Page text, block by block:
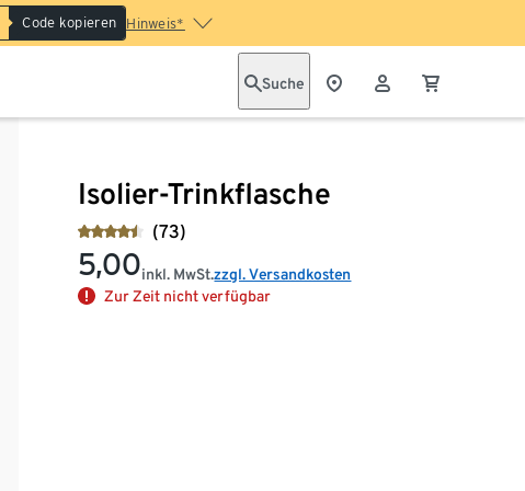
Code kopieren Hinweis*
Suche
Isolier-Trinkflasche
(73)
5,00inkl. MwSt.zzgl. Versandkosten
Zur Zeit nicht verfügbar